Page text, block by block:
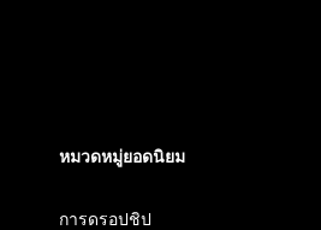
หมวดหมู่ยอดนิยม
การดรอปชิป